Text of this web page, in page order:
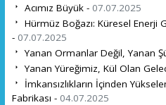
Acımız Büyük - 07.07.2025
Hürmüz Boğazı: Küresel Enerji
- 07.07.2025
Yanan Ormanlar Değil, Yanan
Yanan Yüreğimiz, Kül Olan
İmkansızlıkların İçinden
Fabrikası - 04.07.2025